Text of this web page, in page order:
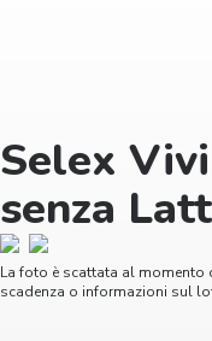
Selex
senza
La foto è scattata al
scadenza o informazioni sul